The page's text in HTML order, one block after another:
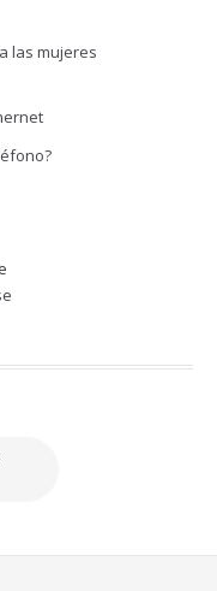
las mujeres